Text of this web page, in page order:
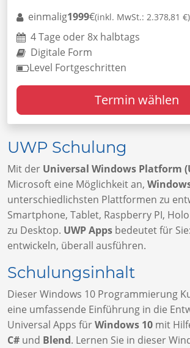
einmalig1999€(inkl. MwSt.: 2.378,81 €)
4 Tage oder 8x halbtags
Digitale Form
Level Fortgeschritten
Termin wählen
UWP Schulung
Mit der Universal Windows Platform
Microsoft eine Möglichkeit an,
unterschiedlichsten Plattformen zu
Smartphone, Tablet, Raspberry PI,
zu Desktop. UWP Apps bedeutet für
entwickeln, überall ausführen.
Schulungsinhalt
Dieser Windows 10 Programmierung
eine umfassende Einführung in die
Universal Apps fürWindows 10 mit
C# und Blend. Lernen Sie in dieser